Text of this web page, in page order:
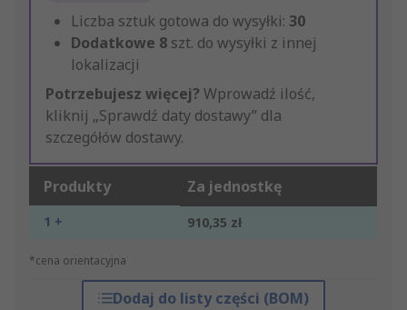
Liczba sztuk gotowa do wysyłki: 30
Dodatkowe 8 szt. do wysyłki z innej
lokalizacji
Potrzebujesz więcej? Wprowadź ilość,
kliknij „Sprawdź daty dostawy” dla
szczegółów dostawy.
Produkty Za jednostkę
1 + 910,35 zł
*cena orientacyjna
Dodaj do listy części (BOM)